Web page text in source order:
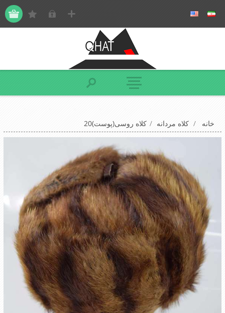
خانه / کلاه مردانه / کلاه روسی(پوست)20